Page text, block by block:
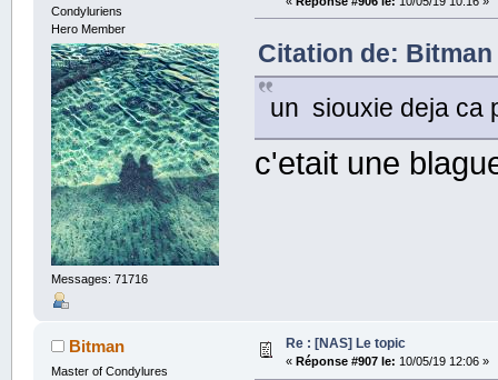
Condyluriens
Hero Member
Messages: 71716
Citation de: Bitman
un siouxie deja ca
c'etait une
Bitman
Master of Condylures
Re : [NAS] Le topic
« Réponse #907 le: 10/05/19 12:06 »